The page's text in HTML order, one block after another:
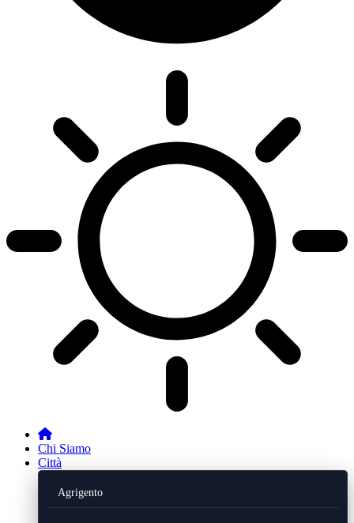
Chi Siamo
Città
Agrigento